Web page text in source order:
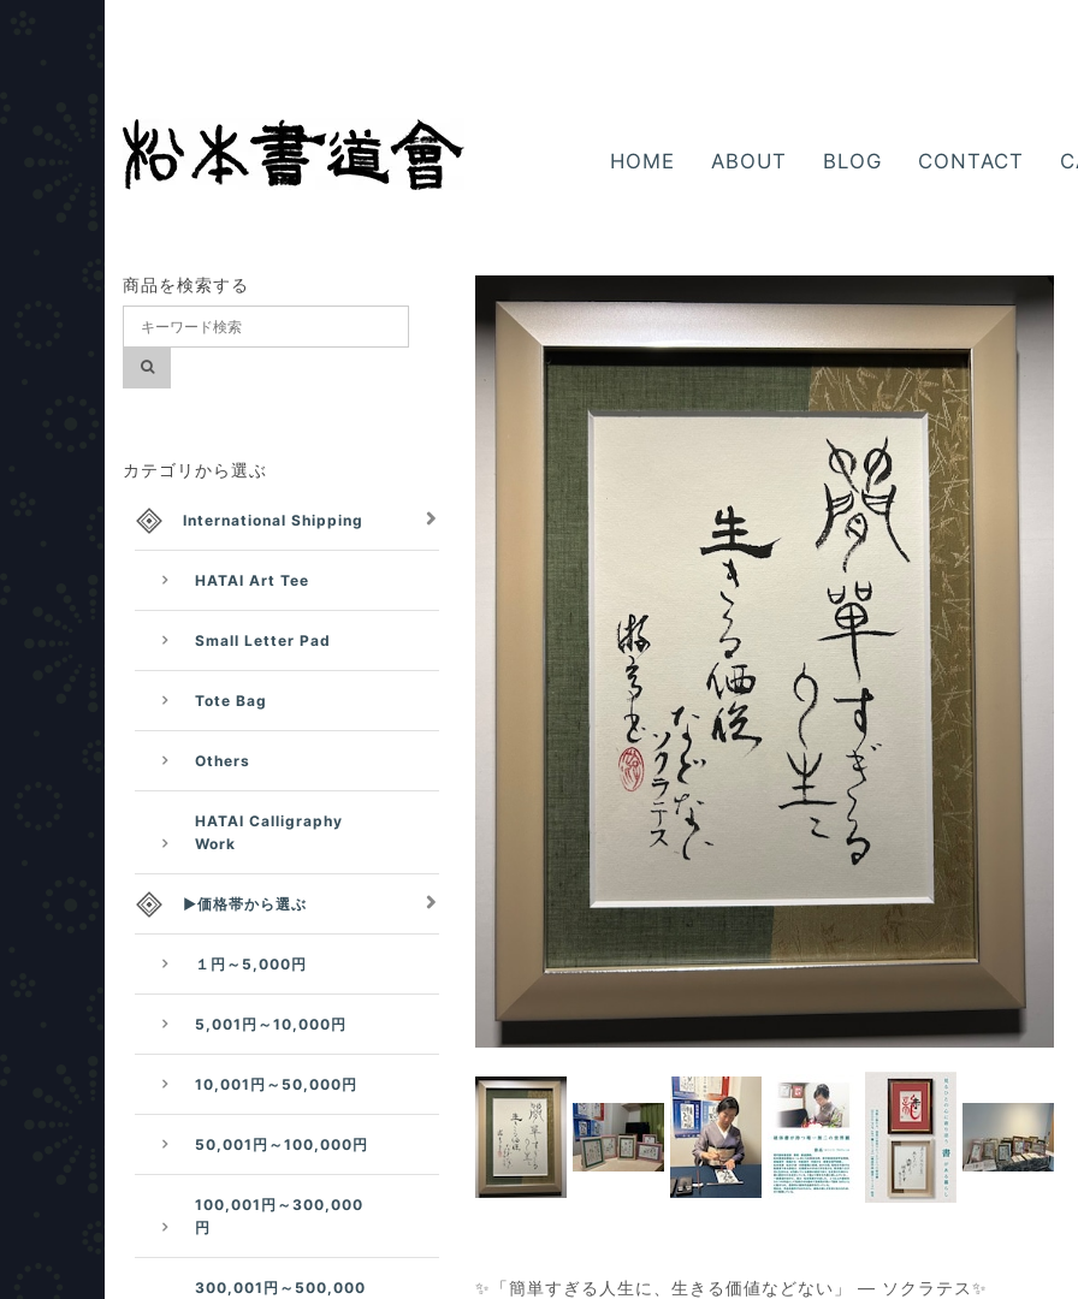
HOME ABOUT BLOG CONTACT
✨「簡単すぎる人生に、生きる価値などない」 ― ソクラテス✨
商品を検索する
カテゴリから選ぶ
International Shipping
HATAI Art Tee
Small Letter Pad
Tote Bag
Others
HATAI Calligraphy
Work
▶価格帯から選ぶ
１円～5,000円
5,001円～10,000円
10,001円～50,000円
50,001円～100,000円
100,001円～300,000
円
300,001円～500,000